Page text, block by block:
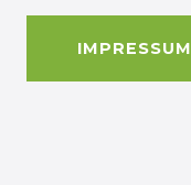
IMPRESSUM